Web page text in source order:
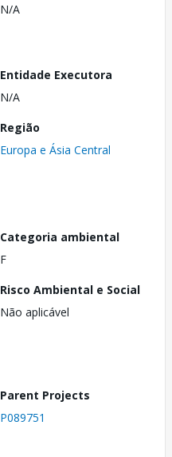
N/A
Entidade Executora
N/A
Região
Europa e Ásia Central
Categoria ambiental
F
Risco Ambiental e Social
Não aplicável
Parent Projects
P089751